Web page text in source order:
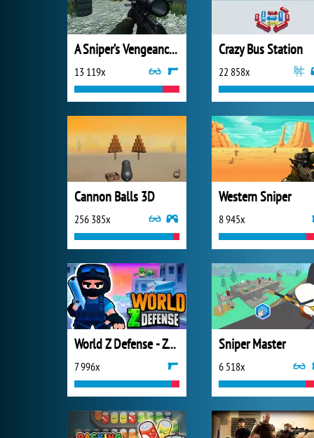
A Sniper’s Vengeance : The Story of Linh
13 119x
Crazy Bus Station
22 858x
Cannon Balls 3D
256 385x
Western Sniper
8 945x
World Z Defense - Zombie Defense
7 996x
Sniper Master
6 518x